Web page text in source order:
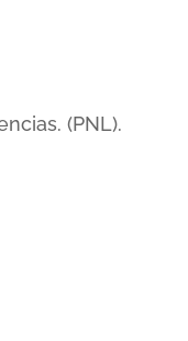
(PNL).